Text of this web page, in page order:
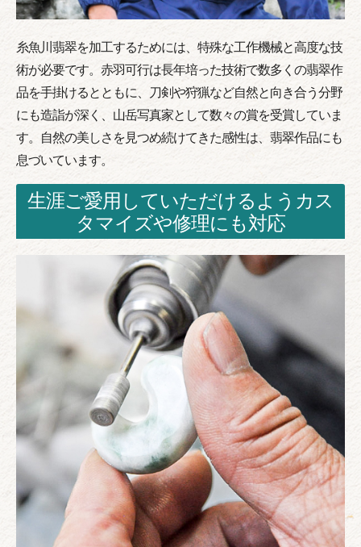
糸魚川翡翠を加工するためには、特殊な工作機械と高度な技
術が必要です。赤羽可行は長年培った技術で数多くの翡翠作
品を手掛けるとともに、刀剣や狩猟など自然と向き合う分野
にも造詣が深く、山岳写真家として数々の賞を受賞していま
す。自然の美しさを見つめ続けてきた感性は、翡翠作品にも
息づいています。
生涯ご愛用していただけるようカス
タマイズや修理にも対応